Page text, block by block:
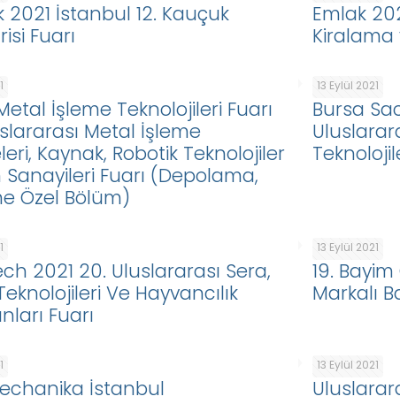
2021 İstanbul 12. Kauçuk
Fuarı
Emlak
Kiralama
İşleme Teknolojileri Fuarı
Metal İşleme
Kaynak, Robotik Teknolojiler
Sanayileri Fuarı (Depolama,
Özel Bölüm)
13 Eylül 2021
Bursa
2021 20. Uluslararası Sera,
Ve Hayvancılık
Fuarı
13 Eylül 2021
19.
Markalı
İstanbul
13 Eylül 2021